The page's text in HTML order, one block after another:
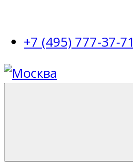
+7 (495) 777-37-71